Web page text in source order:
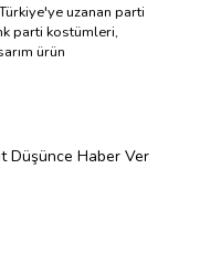
uzanan parti
parti kostümleri,
ürün
Düşünce Haber Ver